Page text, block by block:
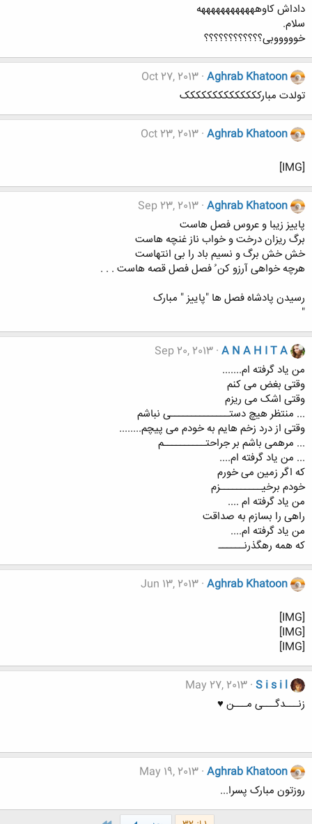
داداش کاوههههههههههههه
سلام.
خوووووبی؟؟؟؟؟؟؟؟؟؟؟؟
Aghrab Khatoon
Oct 27, 2013
تولدت مبارکککککککککککککک
Aghrab Khatoon
Oct 23, 2013
[IMG]
Aghrab Khatoon
Sep 23, 2013
پاییز زیبا و عروس فصل هاست
برگ ریزان درخت و خواب ناز غنچه هاست
خش خش برگ و نسیم باد را بی انتهاست
هرچه خواهی آرزو کن ُ فصل فصل قصه هاست . . .
رسیدن پادشاه فصل ها "پاییز " مبارک
"
A N A H I T A
Sep 20, 2013
من یاد گرفته ام.......
وقتی بغض می کنم
وقتی اشک می ریزم
... منتظر هیچ دستــــــــــــــی نباشم
وقتی از درد زخم هایم به خودم می پیچم........
... مرهمی باشم بر جراحتــــــــــم
... من یاد گرفته ام....
که اگر زمین می خورم
خودم برخیــــــــــزم
من یاد گرفته ام ....
راهی را بسازم به صداقت
من یاد گرفته ام....
که همه رهگذرنــــــ
Aghrab Khatoon
Jun 13, 2013
[IMG]
[IMG]
[IMG]
S i s i l
May 27, 2013
زنـــدگـــی مـــن ♥
Aghrab Khatoon
May 19, 2013
روزتون مبارک پسرا...